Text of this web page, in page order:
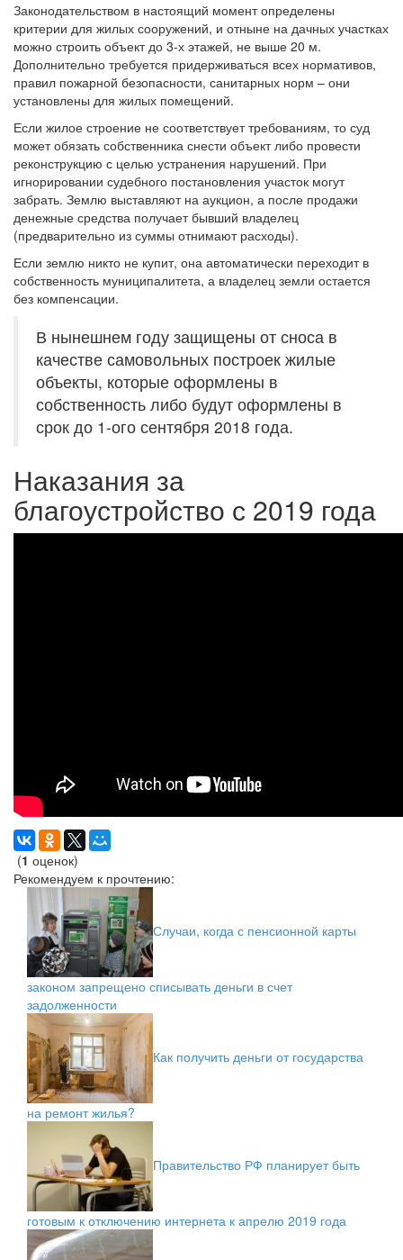
Законодательством в настоящий момент определены
критерии для жилых сооружений, и отныне на дачных участках
можно строить объект до 3-х этажей, не выше 20 м.
Дополнительно требуется придерживаться всех нормативов,
правил пожарной безопасности, санитарных норм – они
установлены для жилых помещений.
Если жилое строение не соответствует требованиям, то суд
может обязать собственника снести объект либо провести
реконструкцию с целью устранения нарушений. При
игнорировании судебного постановления участок могут
забрать. Землю выставляют на аукцион, а после продажи
денежные средства получает бывший владелец
(предварительно из суммы отнимают расходы).
Если землю никто не купит, она автоматически переходит в
собственность муниципалитета, а владелец земли остается
без компенсации.
В нынешнем году защищены от сноса в
качестве самовольных построек жилые
объекты, которые оформлены в
собственность либо будут оформлены в
срок до 1-ого сентября 2018 года.
Наказания за
благоустройство с 2019 года
(1 оценок)
Рекомендуем к прочтению:
Случаи, когда с пенсионной карты
законом запрещено списывать деньги в счет
задолженности
Как получить деньги от государства
на ремонт жилья?
Правительство РФ планирует быть
готовым к отключению интернета к апрелю 2019 года